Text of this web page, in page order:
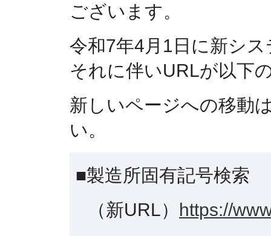
ございます。
令和7年4月1日に新シ
それに伴いURLが以下
新しいページへの移動
い。
■製造所固有記号検索
（新URL） https://